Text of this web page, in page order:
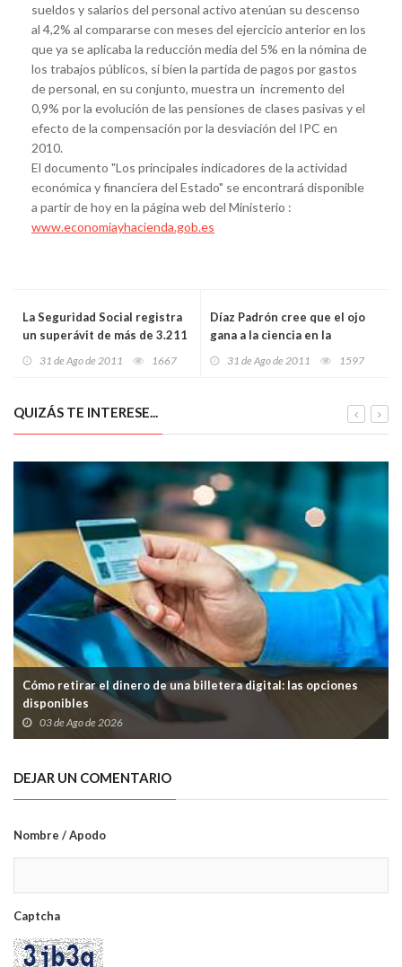
sueldos y salarios del personal activo atenúan su descenso
al 4,2% al compararse con meses del ejercicio anterior en los
que ya se aplicaba la reducción media del 5% en la nómina de
los trabajos públicos, si bien la partida de pagos por gastos
de personal, en su conjunto, muestra un incremento del
0,9% por la evolución de las pensiones de clases pasivas y el
efecto de la compensación por la desviación del IPC en
2010.
El documento "Los principales indicadores de la actividad
económica y financiera del Estado" se encontrará disponible
a partir de hoy en la página web del Ministerio :
www.economiayhacienda.gob.es
La Seguridad Social registra
un superávit de más de 3.211
31 de Ago de 2011 1667
Díaz Padrón cree que el ojo
gana a la ciencia en la
31 de Ago de 2011 1597
QUIZÁS TE INTERESE...
Cómo retirar el dinero de una billetera digital: las opciones
disponibles
03 de Ago de 2026
DEJAR UN COMENTARIO
Nombre / Apodo
Captcha